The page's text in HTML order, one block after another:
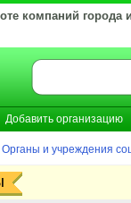
компаний города
Добавить организацию
Органы и учреждения